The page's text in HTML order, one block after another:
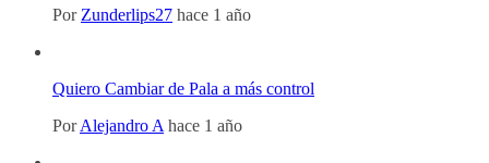
PorZunderlips27 hace 1 año
Quiero Cambiar de Pala a más control
PorAlejandro A hace 1 año